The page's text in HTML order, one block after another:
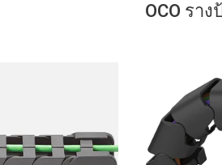
OCO รา